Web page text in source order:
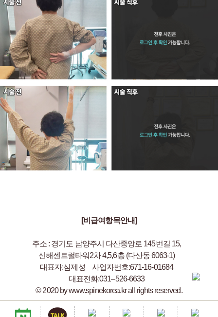
[비급여항목안내]
주소 : 경기도 남양주시 다산중앙로 145번길 15,
신해센트럴타워2차 4,5,6층 (다산동 6063-1)
대표자:심제성
사업자번호:671-16-01684
대표전화:031–526-6633
© 2020 by www.spinekorea.kr all rights reserved.